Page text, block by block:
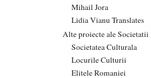
Mihail Jora
Lidia Vianu Translates
Alte proiecte ale Societatii
Societatea Culturala
Locurile Culturii
Elitele Romaniei